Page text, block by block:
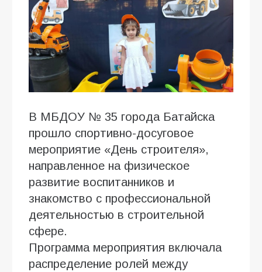
В МБДОУ № 35 города Батайска
прошло спортивно-досуговое
мероприятие «День строителя»,
направленное на физическое
развитие воспитанников и
знакомство с профессиональной
деятельностью в строительной
сфере.
Программа мероприятия включала
распределение ролей между